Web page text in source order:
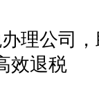
理公司
效退税